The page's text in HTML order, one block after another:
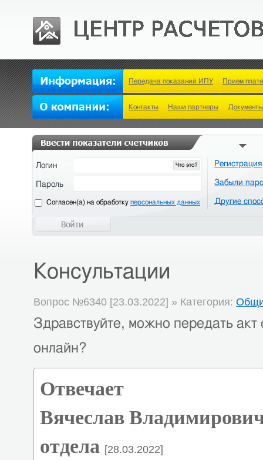
Контакты Наши партнеры Документы
Передача показаний ИПУ Прием
Что это?
Логин Регистрация
Забыли
Другие
Пароль
Cогласен(а) на обработку персональных данных
Консультации
Вопрос №6340 [23.03.2022] » Категория:
Здравствуйте, можно передать
онлайн?
Отвечает
Вячеслав
отдела [28.03.2022]